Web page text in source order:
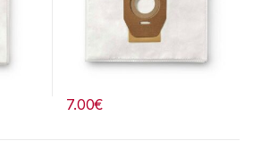
7.00€